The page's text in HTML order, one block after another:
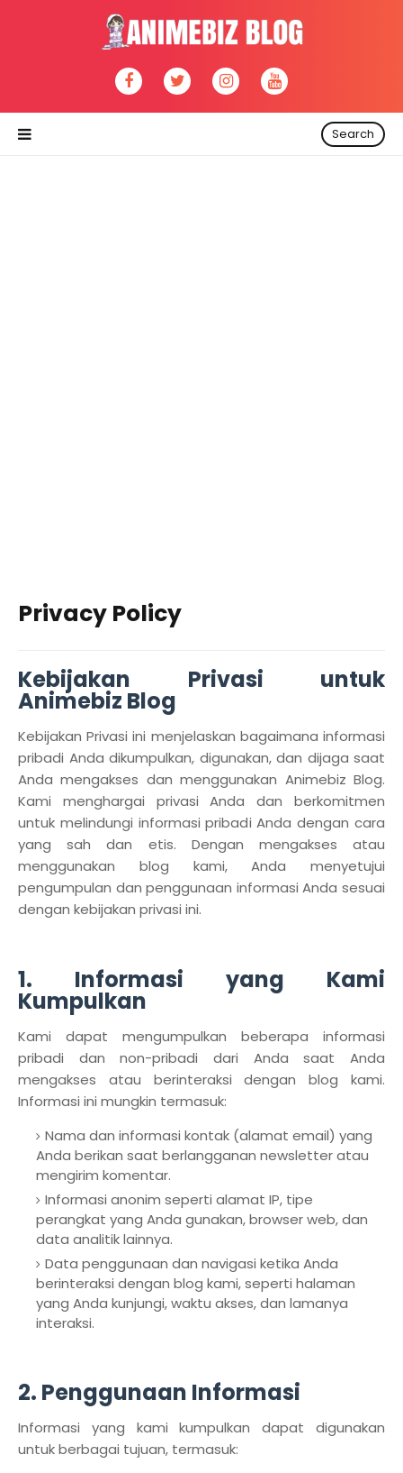
Search
Privacy Policy
Kebijakan Privasi untuk
Animebiz Blog
Kebijakan Privasi ini menjelaskan bagaimana informasi
pribadi Anda dikumpulkan, digunakan, dan dijaga saat
Anda mengakses dan menggunakan Animebiz Blog.
Kami menghargai privasi Anda dan berkomitmen
untuk melindungi informasi pribadi Anda dengan cara
yang sah dan etis. Dengan mengakses atau
menggunakan blog kami, Anda menyetujui
pengumpulan dan penggunaan informasi Anda sesuai
dengan kebijakan privasi ini.
1. Informasi yang Kami
Kumpulkan
Kami dapat mengumpulkan beberapa informasi
pribadi dan non-pribadi dari Anda saat Anda
mengakses atau berinteraksi dengan blog kami.
Informasi ini mungkin termasuk:
Nama dan informasi kontak (alamat email) yang
Anda berikan saat berlangganan newsletter atau
mengirim komentar.
Informasi anonim seperti alamat IP, tipe
perangkat yang Anda gunakan, browser web, dan
data analitik lainnya.
Data penggunaan dan navigasi ketika Anda
berinteraksi dengan blog kami, seperti halaman
yang Anda kunjungi, waktu akses, dan lamanya
interaksi.
2. Penggunaan Informasi
Informasi yang kami kumpulkan dapat digunakan
untuk berbagai tujuan, termasuk: